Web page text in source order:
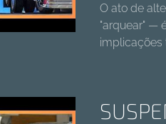
O ato de
"arquear" —
implicações